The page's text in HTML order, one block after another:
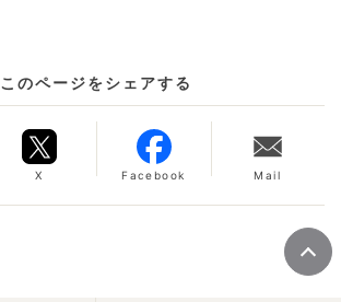
このページをシェアする
X Facebook Mail